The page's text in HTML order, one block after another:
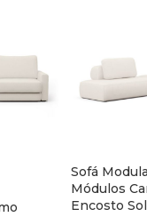
Sofá
Módulos
Encosto